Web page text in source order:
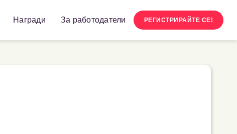
Награди За работодатели РЕГИСТРИРАЙТЕ СЕ!